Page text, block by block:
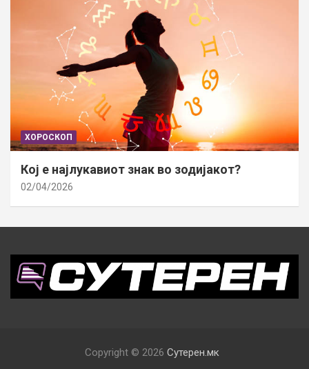
ХОРОСКОП
Кој е најлукавиот знак во зодијакот?
02/04/2026
Copyright © 2026 Сутерен.мк